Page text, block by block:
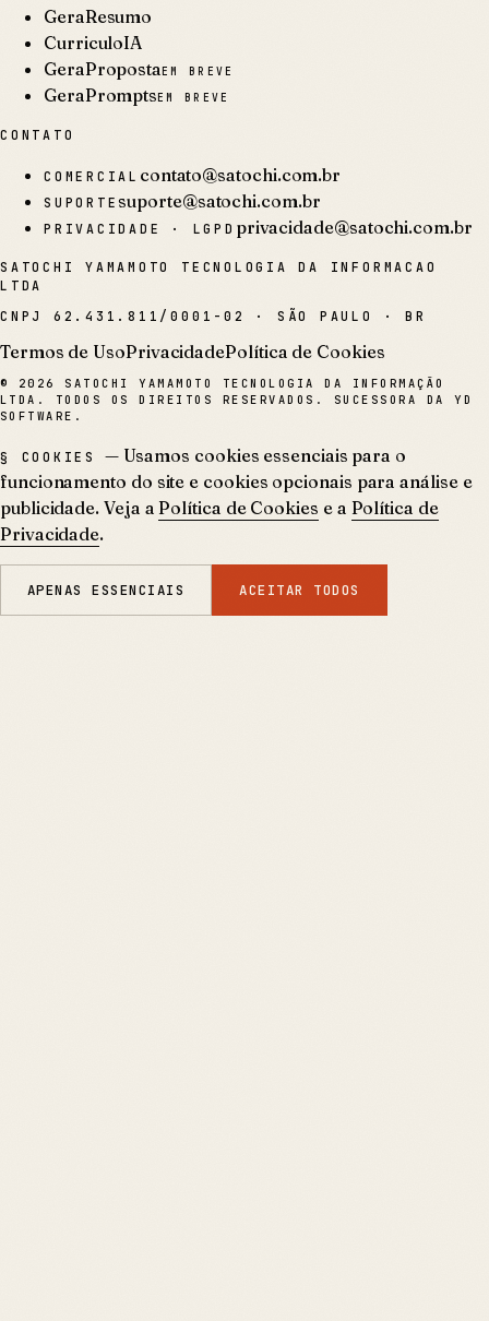
GeraResumo
CurriculoIA
GeraPropostaEM BREVE
GeraPromptsEM BREVE
CONTATO
COMERCIAL contato@satochi.com.br
SUPORTEsuporte@satochi.com.br
PRIVACIDADE · LGPD privacidade@satochi.com.br
SATOCHI YAMAMOTO TECNOLOGIA DA INFORMACAO
LTDA
CNPJ 62.431.811/0001-02 · SÃO PAULO · BR
Termos de UsoPrivacidadePolítica de Cookies
© 2026
SATOCHI YAMAMOTO TECNOLOGIA DA INFORMAÇÃO
LTDA. TODOS OS DIREITOS RESERVADOS. SUCESSORA DA YD
SOFTWARE.
§ COOKIES
— Usamos cookies essenciais para o
funcionamento do site e cookies opcionais para análise e
publicidade. Veja a Política de Cookies e a Política de
Privacidade.
APENAS ESSENCIAIS ACEITAR TODOS